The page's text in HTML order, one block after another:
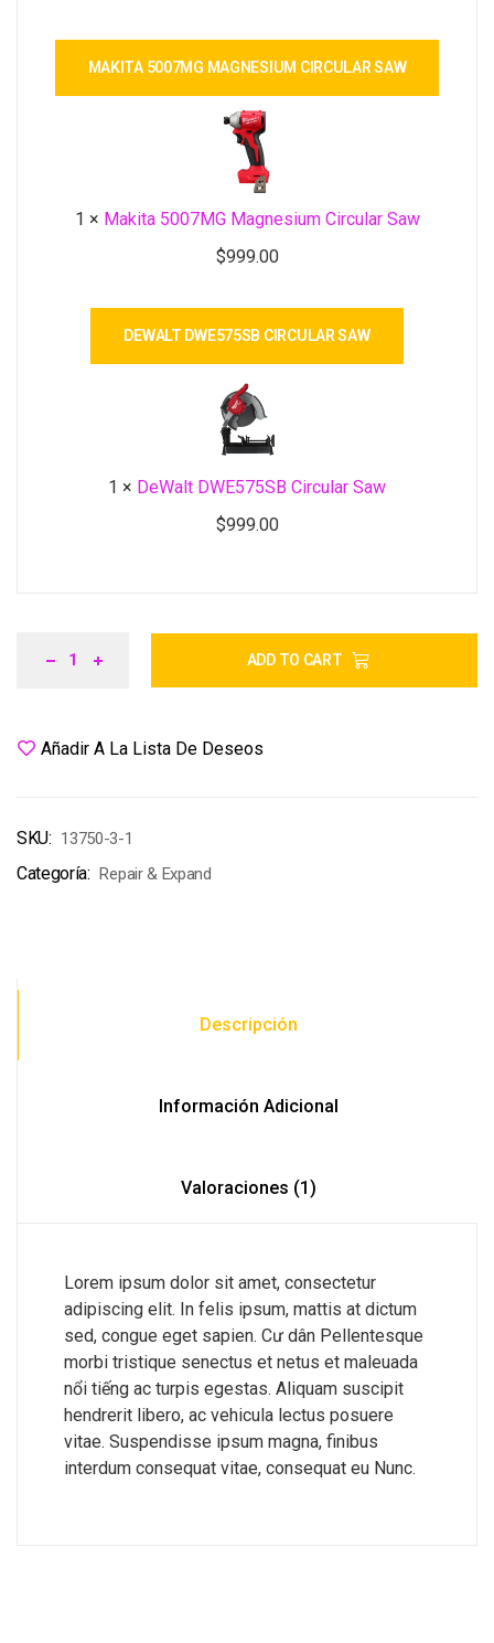
MAKITA 5007MG MAGNESIUM CIRCULAR SAW
1 × Makita 5007MG Magnesium Circular Saw
$999.00
DEWALT DWE575SB CIRCULAR SAW
1 × DeWalt DWE575SB Circular Saw
$999.00
ADD TO CART
Añadir A La Lista De Deseos
SKU: 13750-3-1
Categoría: Repair & Expand
Descripción
Información Adicional
Valoraciones (1)
Lorem ipsum dolor sit amet, consectetur
adipiscing elit. In felis ipsum, mattis at dictum
sed, congue eget sapien. Cư dân Pellentesque
morbi tristique senectus et netus et maleuada
nổi tiếng ac turpis egestas. Aliquam suscipit
hendrerit libero, ac vehicula lectus posuere
vitae. Suspendisse ipsum magna, finibus
interdum consequat vitae, consequat eu Nunc.